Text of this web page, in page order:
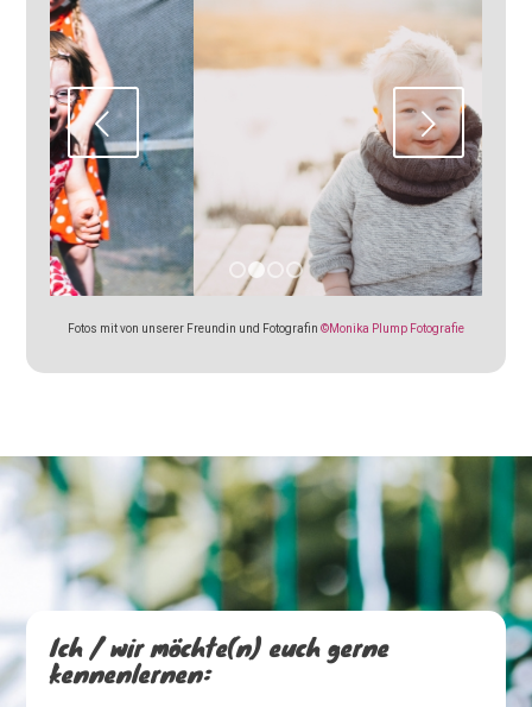
Weiter
1 2 3 4
Fotos mit von unserer Freundin und Fotografin ©Monika Plump Fotografie
Ich / wir möchte(n) euch gerne
kennenlernen: